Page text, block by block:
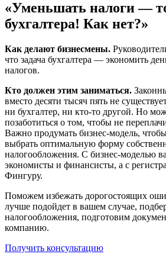
«Уменьшать налоги —
бухгалтера! Как нет?»
Как делают бизнесмены.
что задача бухгалтера — экономить
налогов.
Кто должен этим заниматься.
вместо десяти тысяч пять не
ни бухгалтер, ни кто-то другой. Но
позаботиться о том, чтобы не
Важно продумать бизнес-модель,
выбрать оптимальную форму
налогообложения. С бизнес-моделью
экономисты и финансисты, а с
Фингуру.
Поможем избежать дорогостоящих
лучше подойдет в вашем случае,
налогообложения, подготовим
компанию.
Получить консультацию